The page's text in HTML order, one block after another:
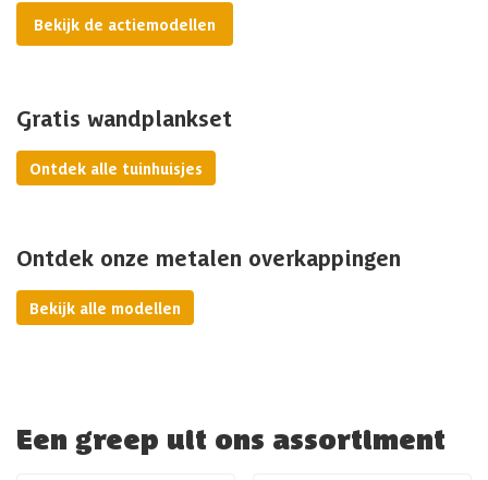
Bekijk de actiemodellen
Gratis wandplankset
Ontdek alle tuinhuisjes
Ontdek onze metalen overkappingen
Bekijk alle modellen
Een greep uit ons assortiment